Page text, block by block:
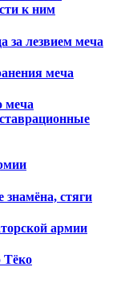
к ним
за лезвием меча
меча
меча
стяги
армии
Тёко